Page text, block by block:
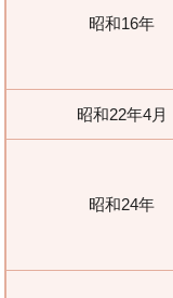
昭和16年
昭和22年4月
昭和24年